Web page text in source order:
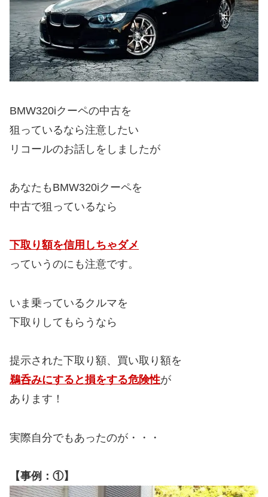
BMW320iクーペの中古を
狙っているなら注意したい
リコールのお話しをしましたが
あなたもBMW320iクーペを
中古で狙っているなら
下取り額を信用しちゃダメ
っていうのにも注意です。
いま乗っているクルマを
下取りしてもらうなら
提示された下取り額、買い取り額を
鵜呑みにすると損をする危険性が
あります！
実際自分でもあったのが・・・
【事例：①】